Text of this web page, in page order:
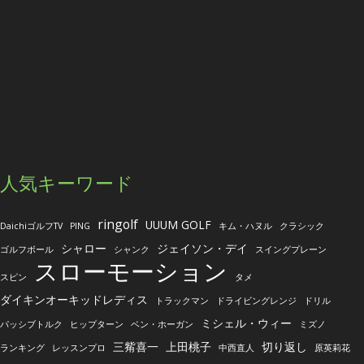
人気キーワード
DaichiゴルフTV PING ringolf UUUM GOLF キム・ハヌル クラシック
ゴルフボール シャロー シャンク ジェイソン・デイ スイングプレーン
スピン スローモーション タメ
ダイキンオーキッドレディス トラックマン ドライビングレンジ ドリル
パッシブトルク ヒップターン ベン・ホーガン ミシェル・ウィー ミズノ
ランキング レッスンプロ 三觜喜一 上田桃子 中西直人 切り返し 原英莉花